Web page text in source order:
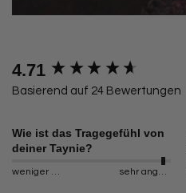
4.71
Basierend auf 24 Bewertungen
Wie ist das Tragegefühl von
deiner Taynie?
weniger angenehm sehr angenehm
New content loaded